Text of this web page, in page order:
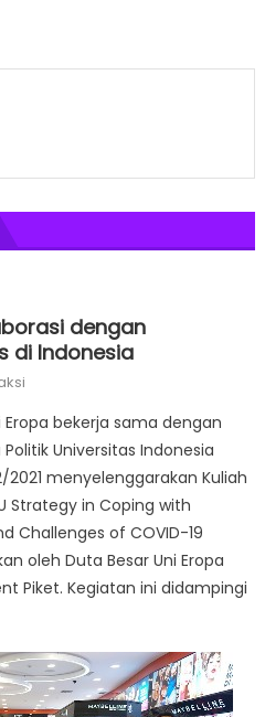
dengan
di Indonesia
Eropa bekerja sama dengan
Universitas Indonesia
2021 menyelenggarakan Kuliah
Strategy in Coping with
Challenges of COVID-19
oleh Duta Besar Uni Eropa
Piket. Kegiatan ini didampingi